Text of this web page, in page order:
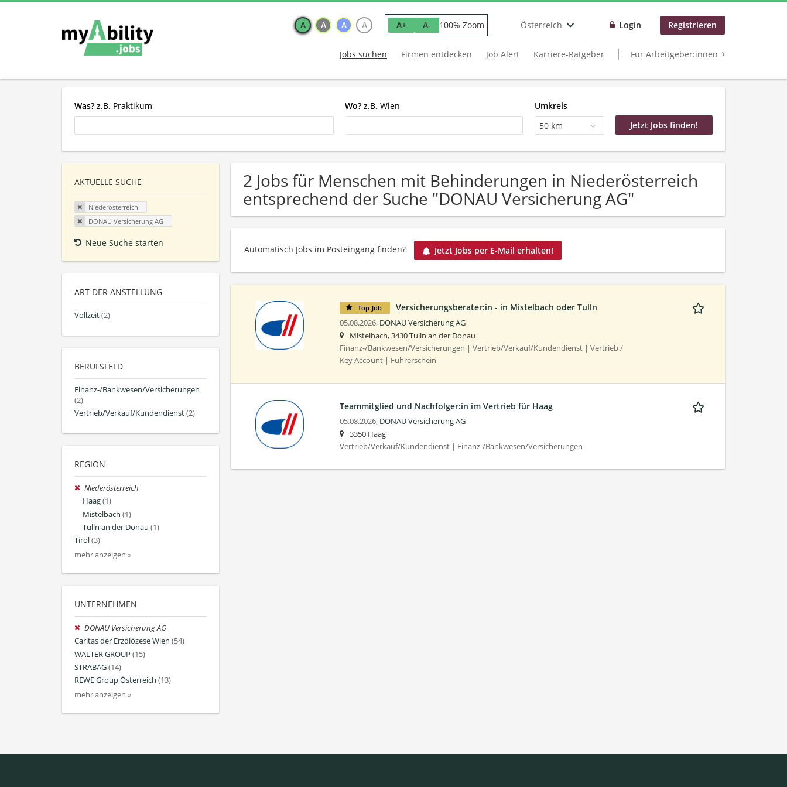
A A A A A+ A- 100% Zoom Österreich Login Registrieren
Jobs suchen Firmen entdecken Job Alert Karriere-Ratgeber Für Arbeitgeber:innen
Was? z.B. Praktikum Wo? z.B. Wien
Umkreis
50 km
AKTUELLE SUCHE
Niederösterreich
DONAU Versicherung AG
Neue Suche starten
ART DER ANSTELLUNG
Vollzeit(2)
BERUFSFELD
Finanz-/Bankwesen/Versicherungen
(2)
Vertrieb/Verkauf/Kundendienst(2)
REGION
Niederösterreich
Haag(1)
Mistelbach (1)
Tulln an der Donau (1)
Tirol(3)
mehr anzeigen »
UNTERNEHMEN
DONAU Versicherung AG
Caritas der Erzdiözese Wien (54)
WALTER GROUP (15)
STRABAG(14)
REWE Group Österreich (13)
mehr anzeigen »
2 Jobs für Menschen mit Behinderungen in Niederösterreich
entsprechend der Suche "DONAU Versicherung AG"
Automatisch Jobs im Posteingang finden? Jetzt Jobs per E-Mail erhalten!
Top-Job Versicherungsberater:in - in Mistelbach oder Tulln
05.08.2026, DONAU Versicherung AG
Mistelbach, 3430 Tulln an der Donau
Finanz-/Bankwesen/Versicherungen | Vertrieb/Verkauf/Kundendienst | Vertrieb /
Key Account | Führerschein
Teammitglied und Nachfolger:in im Vertrieb für Haag
05.08.2026, DONAU Versicherung AG
3350 Haag
Vertrieb/Verkauf/Kundendienst | Finanz-/Bankwesen/Versicherungen